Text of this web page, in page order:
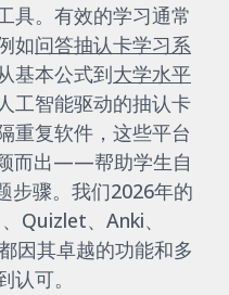
具。有效的学习通常
如问答抽认卡学习系
基本公式到大学水平
工智能驱动的抽认卡
重复软件，这些平台
而出——帮助学生自
步骤。我们2026年的
Quizlet、Anki、
因其卓越的功能和多
认可。